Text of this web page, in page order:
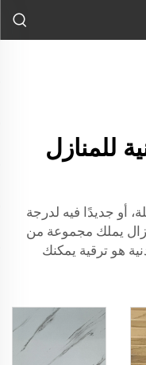
للمنازل
أو جديدًا فيه لدرجة
يملك مجموعة من
هو ترقية يمكنك